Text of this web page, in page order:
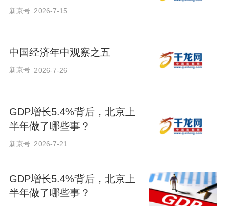
新京号 2026-7-15
中国经济年中观察之五
新京号 2026-7-26
GDP增长5.4%背后，北京上
半年做了哪些事？
新京号 2026-7-21
GDP增长5.4%背后，北京上
半年做了哪些事？